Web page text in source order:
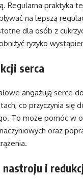
Regularna praktyka
na lepszą
dla osób z
ryzyko
serca
angażują serce
co przyczynia się
To może pomóc w
oraz
nastroju i